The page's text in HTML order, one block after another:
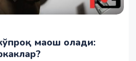
маош олади: